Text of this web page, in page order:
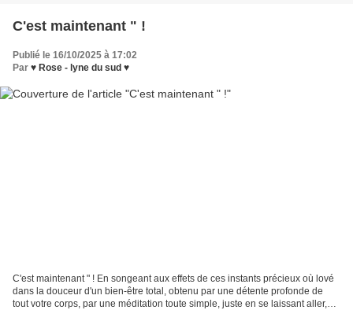
C'est maintenant " !
Publié le 16/10/2025 à 17:02
Par ♥ Rose - lyne du sud ♥
C'est maintenant " ! En songeant aux effets de ces instants précieux où lové
dans la douceur d'un bien-être total, obtenu par une détente profonde de
tout votre corps, par une méditation toute simple, juste en se laissant aller,